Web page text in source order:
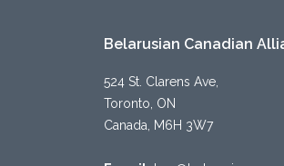
Belarusian Canadian
524 St. Clarens Ave,
Toronto, ON
Canada, M6H 3W7